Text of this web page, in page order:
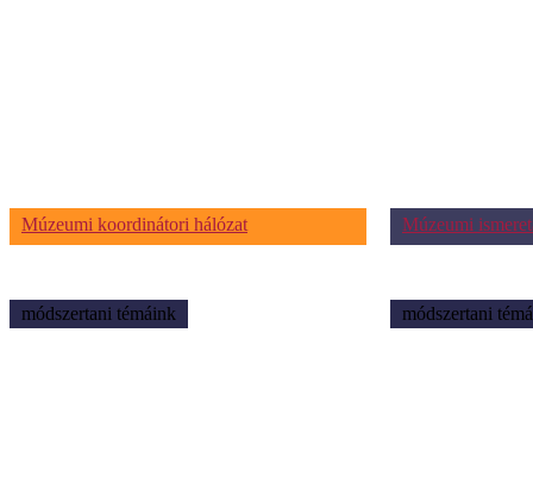
Múzeumi koordinátori hálózat Múzeumi
módszertani témáink módszertani